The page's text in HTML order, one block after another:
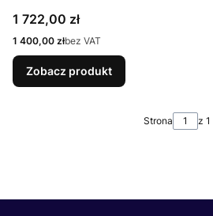
Cena
1 722,00 zł
Cena
1 400,00 złbez VAT
Zobacz produkt
Strona z 1